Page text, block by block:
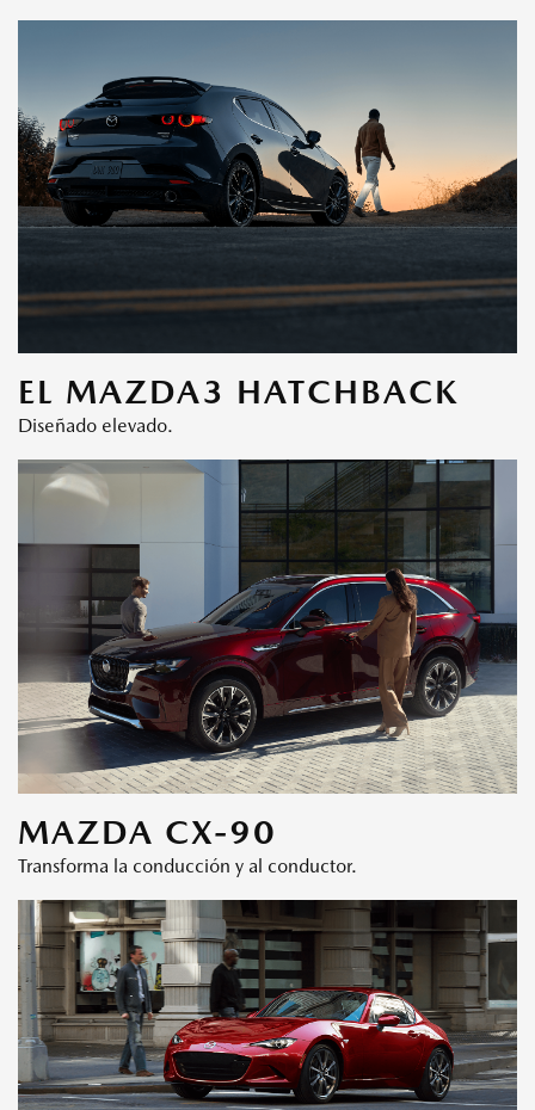
EL MAZDA3 HATCHBACK
Diseñado elevado.
MAZDA CX-90
Transforma la conducción y al conductor.